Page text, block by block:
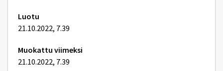
Luotu
21.10.2022, 7.39
Muokattu viimeksi
21.10.2022, 7.39